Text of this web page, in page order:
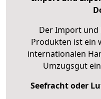
Der Import und
Produkten ist ein
internationalen
Umzugsgut
Seefracht oder